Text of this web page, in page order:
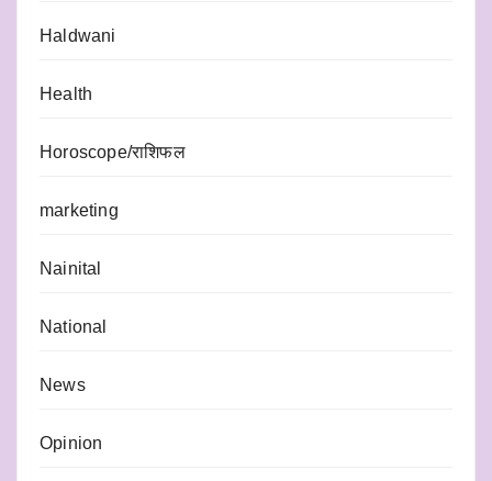
Haldwani
Health
Horoscope/राशिफल
marketing
Nainital
National
News
Opinion